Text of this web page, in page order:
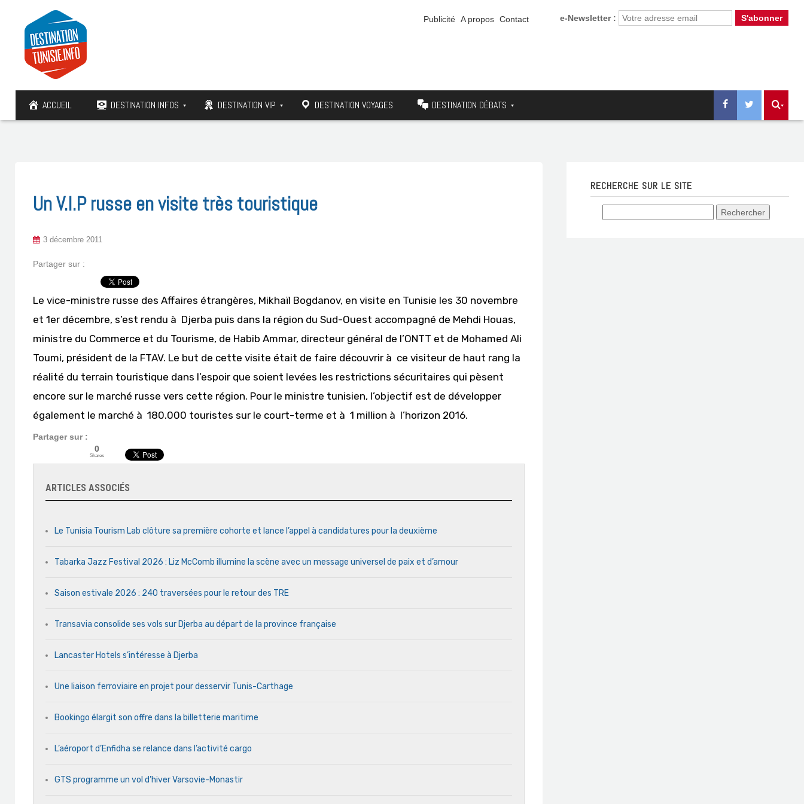
e-Newsletter :
Publicité A propos Contact
ACCUEIL DESTINATION INFOS DESTINATION VIP DESTINATION VOYAGES DESTINATION DÉBATS
Un V.I.P russe en visite très touristique
3 décembre 2011
Partager sur :
Le vice-ministre russe des Affaires étrangères, Mikhaïl Bogdanov, en visite en Tunisie les 30 novembre
et 1er décembre, s’est rendu à Djerba puis dans la région du Sud-Ouest accompagné de Mehdi Houas,
ministre du Commerce et du Tourisme, de Habib Ammar, directeur général de l’ONTT et de Mohamed Ali
Toumi, président de la FTAV. Le but de cette visite était de faire découvrir à ce visiteur de haut rang la
réalité du terrain touristique dans l’espoir que soient levées les restrictions sécuritaires qui pèsent
encore sur le marché russe vers cette région. Pour le ministre tunisien, l’objectif est de développer
également le marché à 180.000 touristes sur le court-terme et à 1 million à l’horizon 2016.
Partager sur :
0
Shares
ARTICLES ASSOCIÉS
Le Tunisia Tourism Lab clôture sa première cohorte et lance l’appel à candidatures pour la deuxième
Tabarka Jazz Festival 2026 : Liz McComb illumine la scène avec un message universel de paix et d’amour
Saison estivale 2026 : 240 traversées pour le retour des TRE
Transavia consolide ses vols sur Djerba au départ de la province française
Lancaster Hotels s’intéresse à Djerba
Une liaison ferroviaire en projet pour desservir Tunis-Carthage
Bookingo élargit son offre dans la billetterie maritime
L’aéroport d’Enfidha se relance dans l’activité cargo
GTS programme un vol d’hiver Varsovie-Monastir
RECHERCHE SUR LE SITE